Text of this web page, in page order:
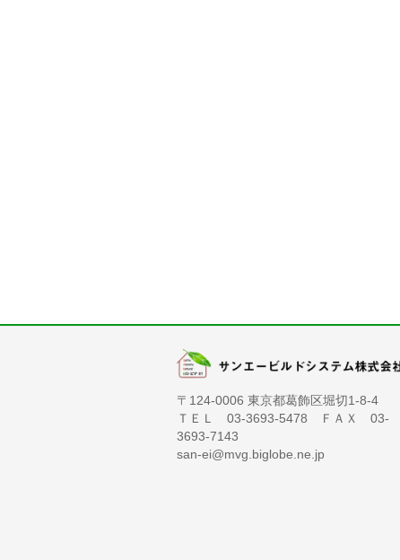
〒124-0006 東京都葛飾区堀切1-8-4
ＴＥＬ 03-3693-5478 ＦＡＸ 03-
3693-7143
san-ei@mvg.biglobe.ne.jp